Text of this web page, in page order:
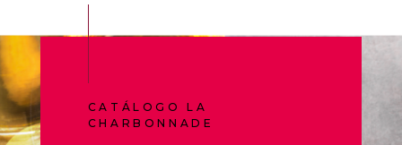
CATÁLOGO LA
CHARBONNADE